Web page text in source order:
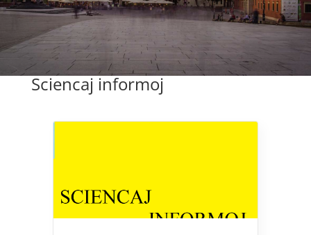
Sciencaj informoj